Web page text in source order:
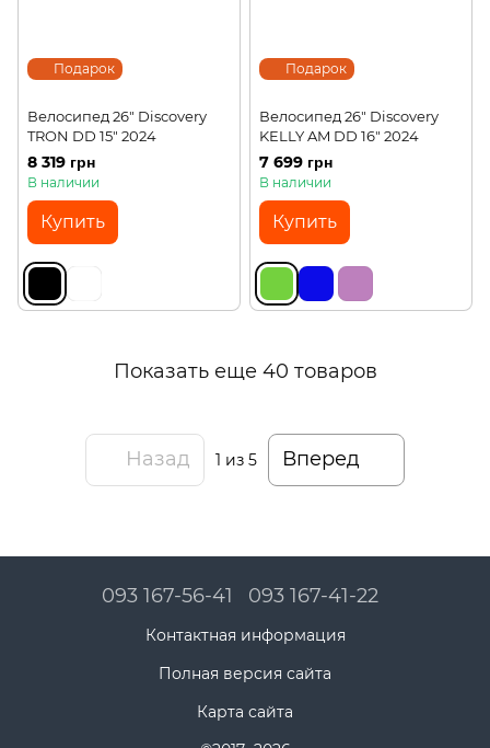
Подарок
Велосипед 26" Discovery
TRON DD 15" 2024
8 319 грн
В наличии
Купить
Подарок
Велосипед 26" Discovery
KELLY AM DD 16" 2024
7 699 грн
В наличии
Купить
Показать еще 40 товаров
Назад 1 из 5 Вперед
093 167-56-41 093 167-41-22
Контактная информация
Полная версия сайта
Карта сайта